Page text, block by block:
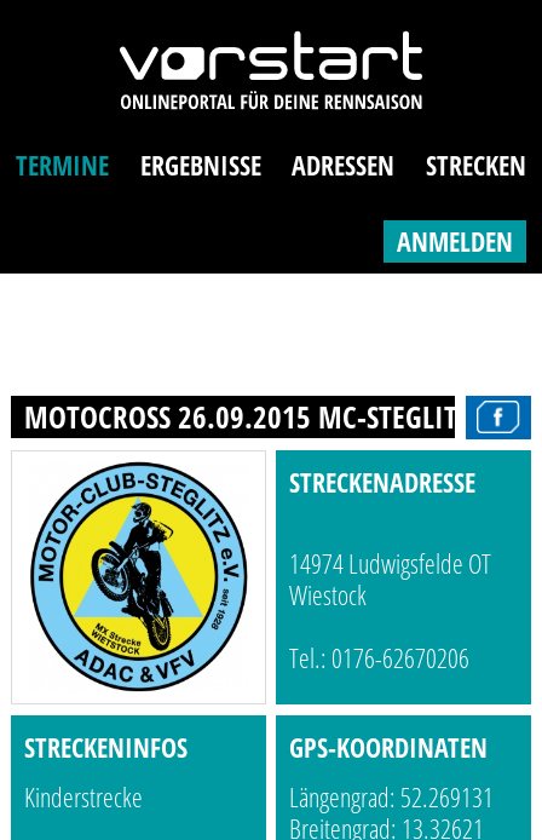
TERMINE ERGEBNISSE ADRESSEN STRECKEN
ANMELDEN
MOTOCROSS 26.09.2015 MC-STEGLITZ
STRECKENADRESSE
14974 Ludwigsfelde OT
Wiestock
Tel.: 0176-62670206
STRECKENINFOS
Kinderstrecke
GPS-KOORDINATEN
Längengrad: 52.269131
Breitengrad: 13.32621